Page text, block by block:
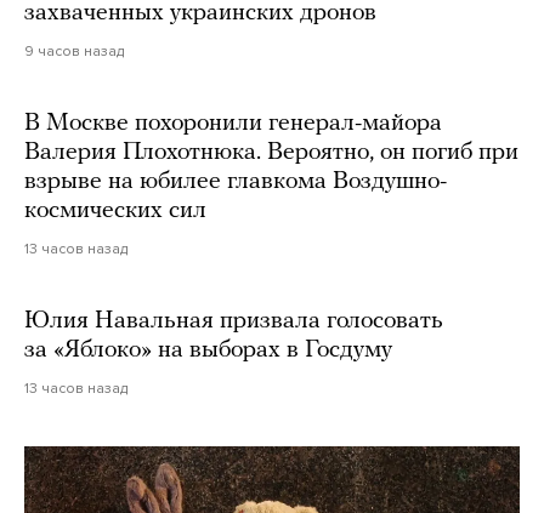
захваченных украинских дронов
9 часов назад
В Москве похоронили генерал-майора
Валерия Плохотнюка. Вероятно, он погиб при
взрыве на юбилее главкома Воздушно-
космических сил
13 часов назад
Юлия Навальная призвала голосовать
за «Яблоко» на выборах в Госдуму
13 часов назад